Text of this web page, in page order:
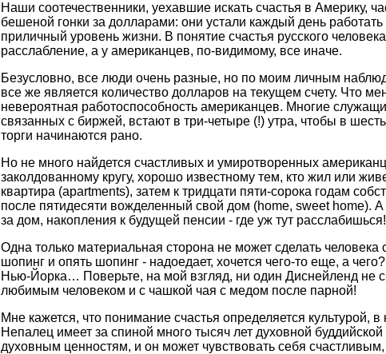
Наши соотечественники, уехавшие искать счастья в Америку,
бешеной гонки за долларами: они устали каждый день
приличный уровень жизни. В понятие счастья русского
расслабление, а у американцев, по-видимому, все иначе.
Безусловно, все люди очень разные, но по моим личным
все же является количество долларов на текущем счету. Что
невероятная работоспособность американцев. Многие
связанных с биржей, встают в три-четыре (!) утра, чтобы в
торги начинаются рано.
Но не много найдется счастливых и умиротворенных
заколдованному кругу, хорошо известному тем, кто жил или
квартира (apartments), затем к тридцати пяти-сорока годам
после пятидесяти вожделенный свой дом (home, sweet home).
за дом, накопления к будущей пенсии - где уж тут расслабишься!
Одна только материальная сторона не может сделать
шопинг и опять шопинг - надоедает, хочется чего-то еще, а
Нью-Йорка… Поверьте, на мой взгляд, ни один Диснейленд не
любимым человеком и с чашкой чая с медом после парной!
Мне кажется, что понимание счастья определяется культурой,
Непалец имеет за спиной много тысяч лет духовной
духовным ценностям, и он может чувствовать себя